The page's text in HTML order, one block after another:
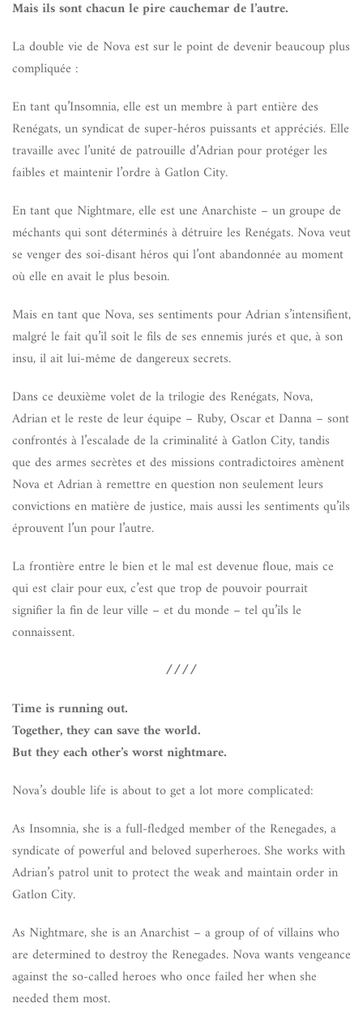
Mais ils sont chacun le pire cauchemar de l’autre.
La double vie de Nova est sur le point de devenir beaucoup plus
compliquée :
En tant qu’Insomnia, elle est un membre à part entière des
Renégats, un syndicat de super-héros puissants et appréciés. Elle
travaille avec l’unité de patrouille d’Adrian pour protéger les
faibles et maintenir l’ordre à Gatlon City.
En tant que Nightmare, elle est une Anarchiste – un groupe de
méchants qui sont déterminés à détruire les Renégats. Nova veut
se venger des soi-disant héros qui l’ont abandonnée au moment
où elle en avait le plus besoin.
Mais en tant que Nova, ses sentiments pour Adrian s’intensifient,
malgré le fait qu’il soit le fils de ses ennemis jurés et que, à son
insu, il ait lui-même de dangereux secrets.
Dans ce deuxième volet de la trilogie des Renégats, Nova,
Adrian et le reste de leur équipe – Ruby, Oscar et Danna – sont
confrontés à l’escalade de la criminalité à Gatlon City, tandis
que des armes secrètes et des missions contradictoires amènent
Nova et Adrian à remettre en question non seulement leurs
convictions en matière de justice, mais aussi les sentiments qu’ils
éprouvent l’un pour l’autre.
La frontière entre le bien et le mal est devenue floue, mais ce
qui est clair pour eux, c’est que trop de pouvoir pourrait
signifier la fin de leur ville – et du monde – tel qu’ils le
connaissent.
////
Time is running out.
Together, they can save the world.
But they each other’s worst nightmare.
Nova’s double life is about to get a lot more complicated:
As Insomnia, she is a full-fledged member of the Renegades, a
syndicate of powerful and beloved superheroes. She works with
Adrian’s patrol unit to protect the weak and maintain order in
Gatlon City.
As Nightmare, she is an Anarchist – a group of of villains who
are determined to destroy the Renegades. Nova wants vengeance
against the so-called heroes who once failed her when she
needed them most.